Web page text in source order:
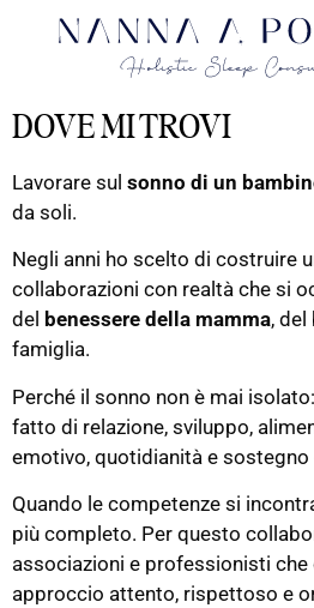
DOVE MI TROVI
Lavorare sul sonno di un
da soli.
Negli anni ho scelto di costruire
collaborazioni con realtà che si
del benessere della mamma,
famiglia.
Perché il sonno non è mai
fatto di relazione, sviluppo,
emotivo, quotidianità e
Quando le competenze si
più completo. Per questo
associazioni e professionisti che
approccio attento, rispettoso e